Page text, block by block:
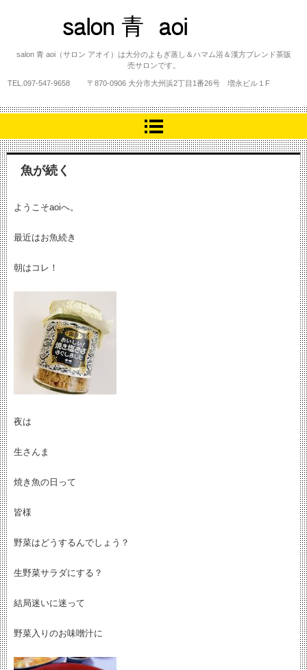
salon 青 aoi
salon 青 aoi（サロン アオイ）は大分のよもぎ蒸し＆ハマム浴＆漢方ブレンド茶販
売サロンです。
TEL. 097-547-9658 〒870-0906 大分市大州浜2丁目1番26号 増永ビル１F
魚が続く
ようこそaoiへ。
最近はお魚続き
朝はコレ！
夜は
生さんま
焼き魚の日って
皆様
野菜はどうするんでしょう？
生野菜サラダにする？
結局迷いに迷って
野菜入りのお味噌汁に